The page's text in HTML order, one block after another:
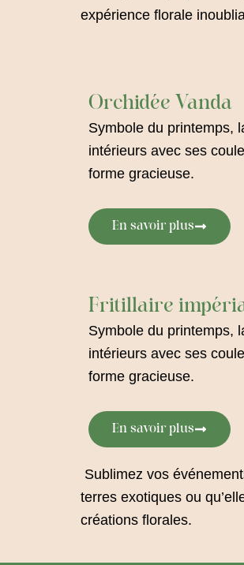
expérience florale
Orchidée Vanda
Symbole du printemps,
intérieurs avec ses
forme gracieuse.
En savoir plus
Fritillaire
Symbole du printemps,
intérieurs avec ses
forme gracieuse.
En savoir plus
Sublimez vos
terres exotiques ou
créations florales.